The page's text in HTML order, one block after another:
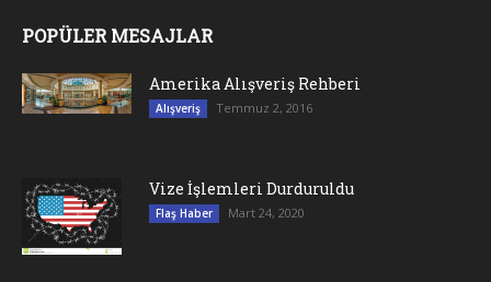
POPÜLER MESAJLAR
Amerika Alışveriş Rehberi
Alışveriş Temmuz 2, 2016
Vize İşlemleri Durduruldu
Flaş Haber Mart 24, 2020